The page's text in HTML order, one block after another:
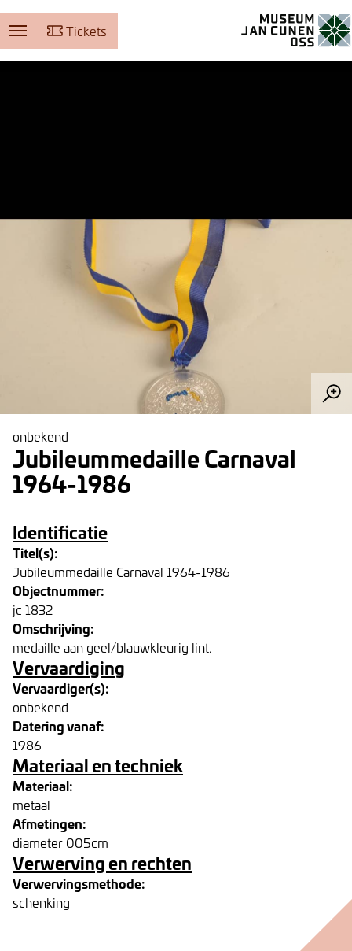
Tickets
onbekend
Jubileummedaille Carnaval
1964-1986
Identificatie
Titel(s):
Jubileummedaille Carnaval 1964-1986
Objectnummer:
jc 1832
Omschrijving:
medaille aan geel/blauwkleurig lint.
Vervaardiging
Vervaardiger(s):
onbekend
Datering vanaf:
1986
Materiaal en techniek
Materiaal:
metaal
Afmetingen:
diameter 005cm
Verwerving en rechten
Verwervingsmethode:
schenking